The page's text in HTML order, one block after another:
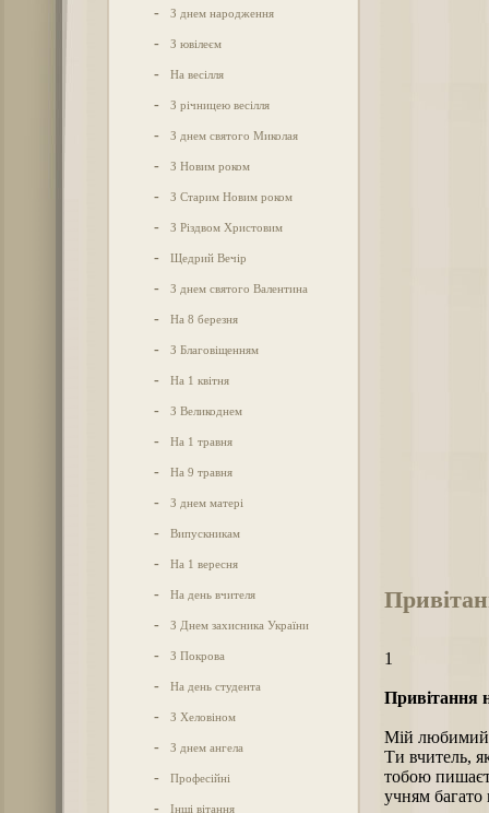
- З днем народження
- З ювілеєм
- На весілля
- З річницею весілля
- З днем святого Миколая
- З Новим роком
- З Старим Новим роком
- З Різдвом Христовим
- Щедрий Вечір
- З днем святого Валентина
- На 8 березня
- З Благовіщенням
- На 1 квітня
- З Великоднем
- На 1 травня
- На 9 травня
- З днем матері
- Випускникам
- На 1 вересня
- На день вчителя
- З Днем захисника України
- З Покрова
- На день студента
- З Хеловіном
- З днем ангела
- Професійні
- Інші вітання
1
Привітання
Мій любимий
Ти вчитель,
тобою
учням багато